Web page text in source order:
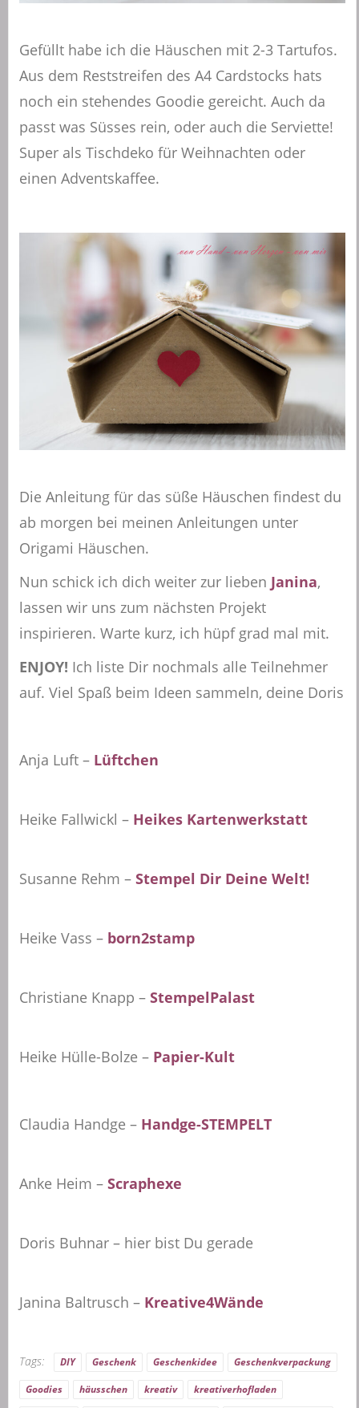
Gefüllt habe ich die Häuschen mit 2-3 Tartufos.
Aus dem Reststreifen des A4 Cardstocks hats
noch ein stehendes Goodie gereicht. Auch da
passt was Süsses rein, oder auch die Serviette!
Super als Tischdeko für Weihnachten oder
einen Adventskaffee.
Die Anleitung für das süße Häuschen findest du
ab morgen bei meinen Anleitungen unter
Origami Häuschen.
Nun schick ich dich weiter zur lieben Janina,
lassen wir uns zum nächsten Projekt
inspirieren. Warte kurz, ich hüpf grad mal mit.
ENJOY! Ich liste Dir nochmals alle Teilnehmer
auf. Viel Spaß beim Ideen sammeln, deine Doris
Anja Luft – Lüftchen
Heike Fallwickl – Heikes Kartenwerkstatt
Susanne Rehm – Stempel Dir Deine Welt!
Heike Vass – born2stamp
Christiane Knapp – StempelPalast
Heike Hülle-Bolze –Papier-Kult
Claudia Handge – Handge-STEMPELT
Anke Heim – Scraphexe
Doris Buhnar – hier bist Du gerade
Janina Baltrusch – Kreative4Wände
Tags: DIY Geschenk Geschenkidee
Geschenkverpackung
Goodies
häusschen kreativ
kreativerhofladen